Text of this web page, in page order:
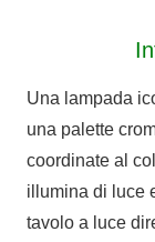
Una lampada
una palette
coordinate al
illumina di luce
tavolo a luce